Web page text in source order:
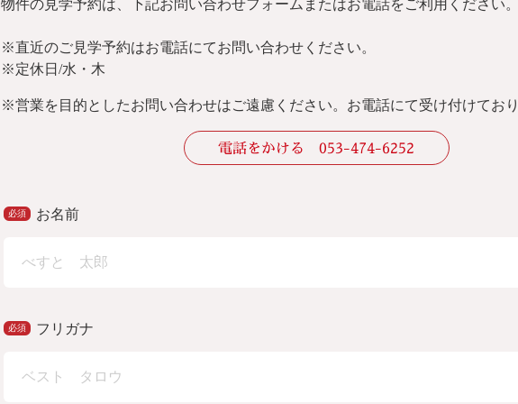
物件の見学予約は、下記お問い合わせフォームまたはお電話をご利用ください。
※直近のご見学予約はお電話にてお問い合わせください。
※定休日/水・木
※営業を目的としたお問い合わせはご遠慮ください。 お電話にて受け付けており
電話をかける 053-474-6252
お名前
フリガナ